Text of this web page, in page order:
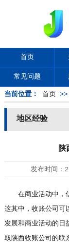
首页
常见问题
当前位置： 首页 >>
地区经验
陕
发布时间：
在商业活动中，信
这其中，收账公司可
发展和商业活动的日
取陕西收账公司的联